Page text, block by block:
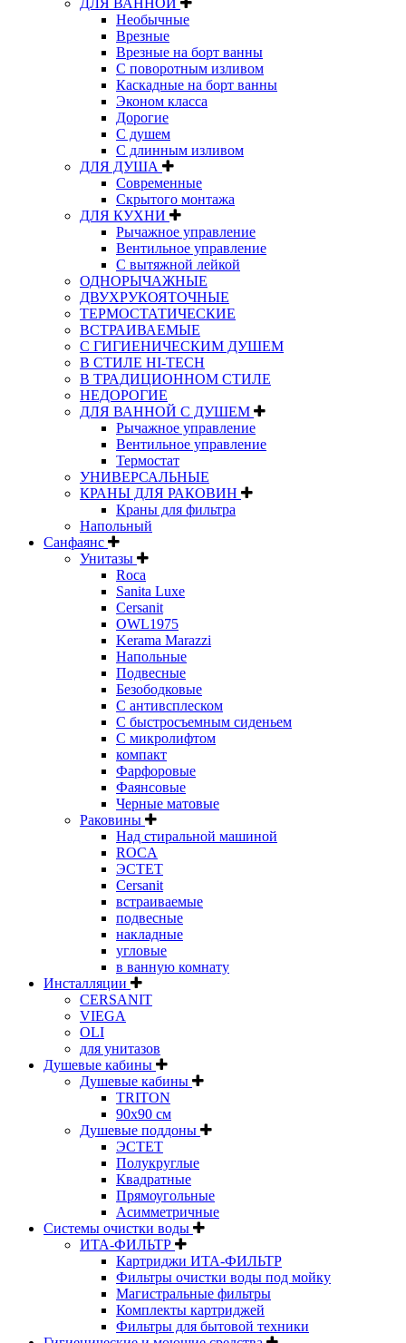
Необычные
Врезные
Врезные на борт ванны
С поворотным изливом
Каскадные на борт ванны
Эконом класса
Дорогие
С душем
C длинным изливом
ДЛЯ ДУША
Современные
Скрытого монтажа
ДЛЯ КУХНИ
Рычажное управление
Вентильное управление
С вытяжной лейкой
ОДНОРЫЧАЖНЫЕ
ДВУХРУКОЯТОЧНЫЕ
ТЕРМОСТАТИЧЕСКИЕ
ВСТРАИВАЕМЫЕ
С ГИГИЕНИЧЕСКИМ ДУШЕМ
В СТИЛЕ HI-TECH
В ТРАДИЦИОННОМ СТИЛЕ
НЕДОРОГИЕ
ДЛЯ ВАННОЙ С ДУШЕМ
Рычажное управление
Вентильное управление
Термостат
УНИВЕРСАЛЬНЫЕ
КРАНЫ ДЛЯ РАКОВИН
Краны для фильтра
Напольный
Санфаянс
Унитазы
Roca
Sanita Luxe
Cersanit
OWL1975
Kerama Marazzi
Напольные
Подвесные
Безободковые
С антивсплеском
С быстросъемным сиденьем
С микролифтом
компакт
Фарфоровые
Фаянсовые
Черные матовые
Раковины
Над стиральной машиной
ROCA
ЭСТЕТ
Cersanit
встраиваемые
подвесные
накладные
угловые
в ванную комнату
Инсталляции
CERSANIT
VIEGA
OLI
для унитазов
Душевые кабины
Душевые кабины
TRITON
90х90 см
Душевые поддоны
ЭСТЕТ
Полукруглые
Квадратные
Прямоугольные
Асимметричные
Системы очистки воды
ИТА-ФИЛЬТР
Картриджи ИТА-ФИЛЬТР
Фильтры очистки воды под мойку
Магистральные фильтры
Комплекты картриджей
Фильтры для бытовой техники